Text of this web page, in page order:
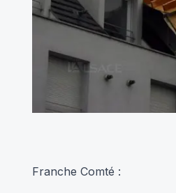
Franche Comté :